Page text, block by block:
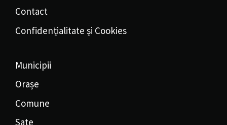
Contact
Confidențialitate și Cookies
Municipii
Orașe
Comune
Sate